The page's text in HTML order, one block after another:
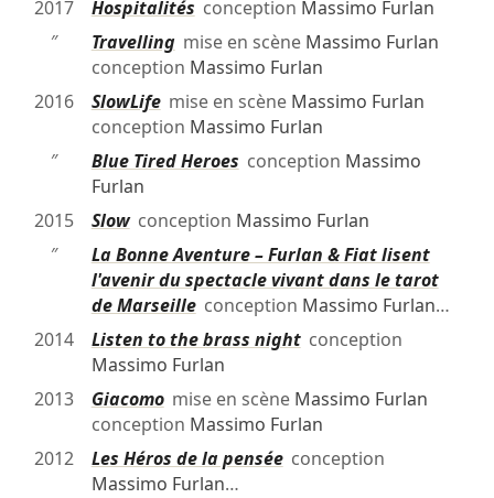
2017
Hospitalités conception Massimo Furlan
″
Travellingmise en scène Massimo Furlan
conception Massimo Furlan
2016
SlowLifemise en scène Massimo Furlan
conception Massimo Furlan
″
Blue Tired Heroes conception Massimo
Furlan
2015
Slowconception Massimo Furlan
″
La Bonne Aventure – Furlan & Fiat lisent
l'avenir du spectacle vivant dans le tarot
de Marseilleconception Massimo Furlan…
2014
Listen to the brass nightconception
Massimo Furlan
2013
Giacomomise en scène Massimo Furlan
conception Massimo Furlan
2012
Les Héros de la penséeconception
Massimo Furlan…